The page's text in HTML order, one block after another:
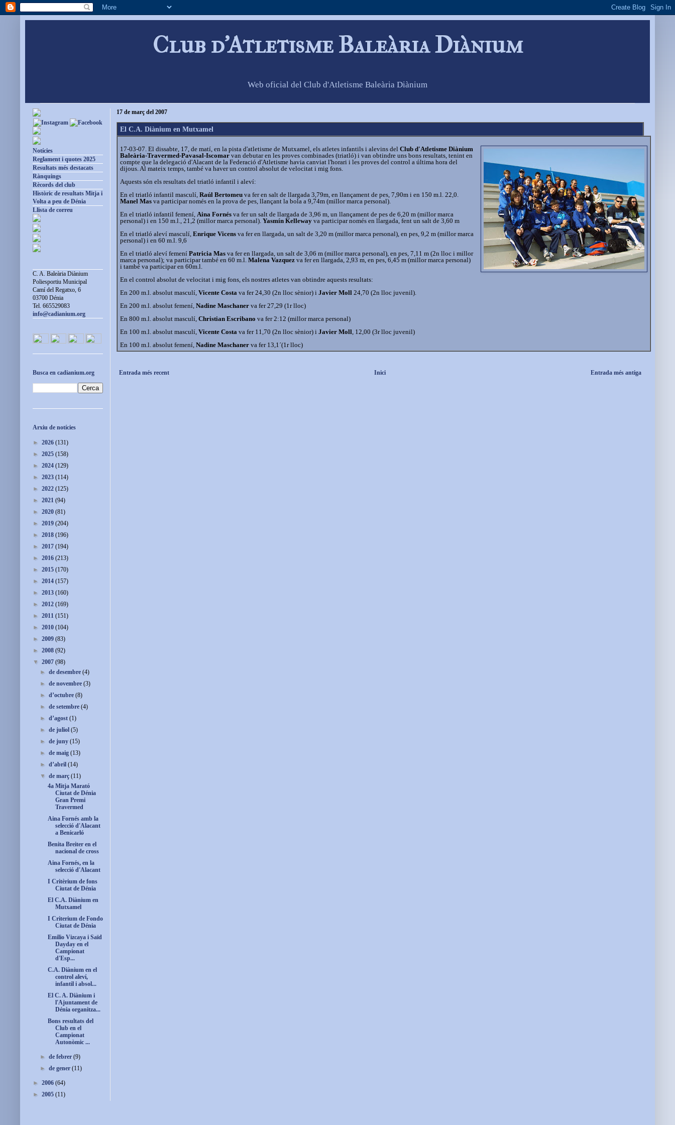
Club d'Atletisme Baleària Diànium
Web oficial del Club d'Atletisme Baleària Diànium
17 de març del 2007
El C.A. Diànium en Mutxamel
17-03-07. El dissabte, 17, de matí, en la pista d'atletisme de Mutxamel, els atletes infantils i alevins del Club d'Atletisme Diànium
Baleària-Travermed-Pavasal-Iscomarvan debutar en les proves combinades (triatló) i van obtindre uns bons resultats, tenint en
compte que la delegació d'Alacant de la Federació d'Atletisme havia canviat l'horari i les proves del control a última hora del
dijous. Al mateix temps, també va haver un control absolut de velocitat i mig fons.
Aquests són els resultats del triatló infantil i aleví:
En el triatló infantil masculí, Raúl Bertomeu va fer en salt de llargada 3,79m, en llançament de pes, 7,90m i en 150 m.l. 22,0.
Manel Mas va participar només en la prova de pes, llançant la bola a 9,74m (millor marca personal).
En el triatló infantil femení, Aina Fornés va fer un salt de llargada de 3,96 m, un llançament de pes de 6,20 m (millor marca
personal) i en 150 m.l., 21,2 (millor marca personal). Yasmín Kelleway va participar només en llargada, fent un salt de 3,60 m
En el triatló aleví masculí, Enrique Vicens va fer en llargada, un salt de 3,20 m (millor marca personal), en pes, 9,2 m (millor marca
personal) i en 60 m.l. 9,6
En el triatló aleví femení Patricia Mas va fer en llargada, un salt de 3,06 m (millor marca personal), en pes, 7,11 m (2n lloc i millor
marca personal); va participar també en 60 m.l. Malena Vazquez va fer en llargada, 2,93 m, en pes, 6,45 m (millor marca personal)
i també va participar en 60m.l.
En el control absolut de velocitat i mig fons, els nostres atletes van obtindre aquests resultats:
En 200 m.l. absolut masculí, Vicente Costa va fer 24,30 (2n lloc sènior) i Javier Moll 24,70 (2n lloc juvenil).
En 200 m.l. absolut femení, Nadine Maschaner va fer 27,29 (1r lloc)
En 800 m.l. absolut masculí, Christian Escribano va fer 2:12 (millor marca personal)
En 100 m.l. absolut masculí, Vicente Costa va fer 11,70 (2n lloc sènior) i Javier Moll , 12,00 (3r lloc juvenil)
En 100 m.l. absolut femení, Nadine Maschaner va fer 13,1´(1r lloc)
Entrada més recent Entrada més antiga
Inici
Notícies
Reglament i quotes 2025
Resultats més destacats
Rànquings
Rècords del club
Històric de resultats Mitja i
Volta a peu de Dénia
Llista de correu
C. A. Baleària Diànium
Poliesportiu Municipal
Camí del Regatxo, 6
03700 Dénia
Tel. 665529083
info@cadianium.org
Busca en cadianium.org
Arxiu de notícies
► 2026 (131)
► 2025 (158)
► 2024 (129)
► 2023 (114)
► 2022 (125)
► 2021 (94)
► 2020 (81)
► 2019 (204)
► 2018 (196)
► 2017 (194)
► 2016 (213)
► 2015 (170)
► 2014 (157)
► 2013 (160)
► 2012 (169)
► 2011 (151)
► 2010 (104)
► 2009 (83)
► 2008 (92)
▼ 2007 (98)
►de desembre(4)
►de novembre(3)
►d’octubre(8)
►de setembre(4)
►d’agost(1)
►de juliol(5)
►de juny(15)
►de maig(13)
►d’abril(14)
▼de març(11)
4a Mitja Marató
Ciutat de Dénia
Gran Premi
Travermed
Aina Fornés amb la
selecció d'Alacant
a Benicarló
Benita Breiter en el
nacional de cross
Aina Fornés, en la
selecció d'Alacant
I Critèrium de fons
Ciutat de Dénia
El C.A. Diànium en
Mutxamel
I Criterium de Fondo
Ciutat de Dénia
Emilio Vizcaya i Saïd
Dayday en el
Campionat
d'Esp...
C.A. Diànium en el
control aleví,
infantil i absol...
El C. A. Diànium i
l'Ajuntament de
Dénia organitza...
Bons resultats del
Club en el
Campionat
Autonòmic ...
►de febrer(9)
►de gener(11)
► 2006 (64)
► 2005 (11)